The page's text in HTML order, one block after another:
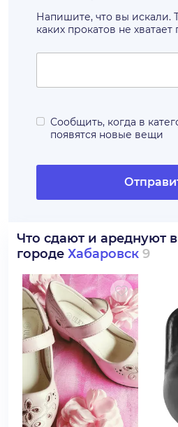
Напишите, что вы искали.
каких прокатов не хватает
Сообщить, когда в
появятся новые вещи
Что сдают и ареднуют в
городе Хабаровск 9